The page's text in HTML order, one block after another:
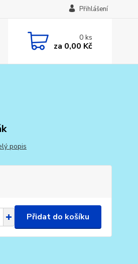
Přihlášení
0ks
za 0,00 Kč
popis
Přidat do košíku